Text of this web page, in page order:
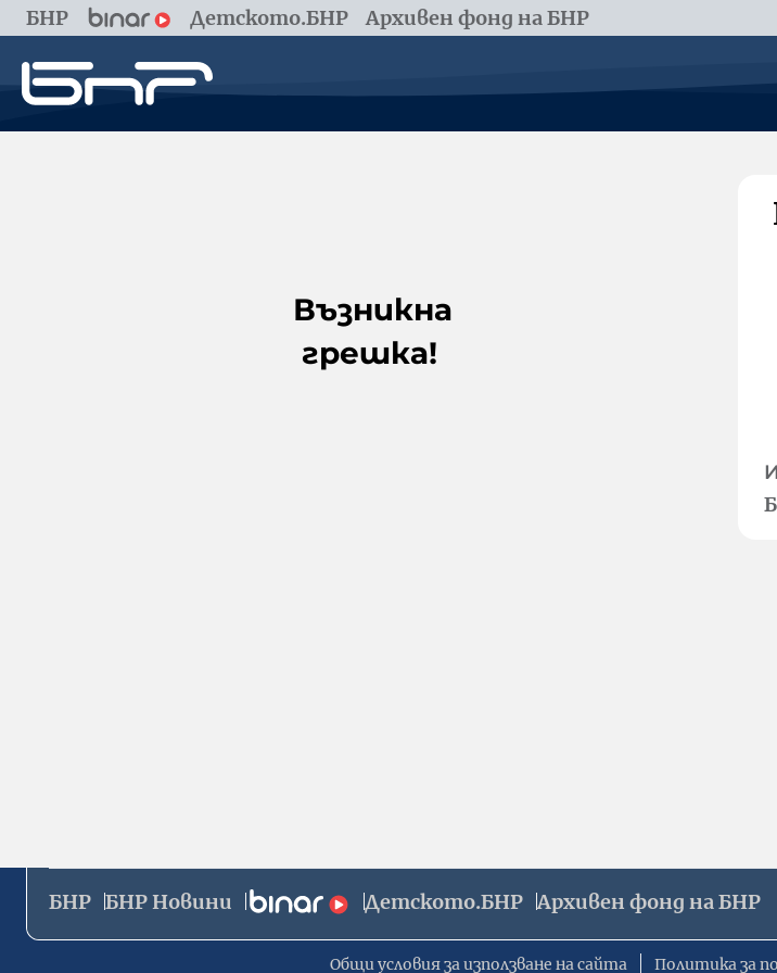
БНР Детското.БНР Архивен фонд на БНР
Възникна
грешка!
БНР БНР Новини Детското.БНР Архивен фонд на БНР
Общи условия за използване на сайта Политика за